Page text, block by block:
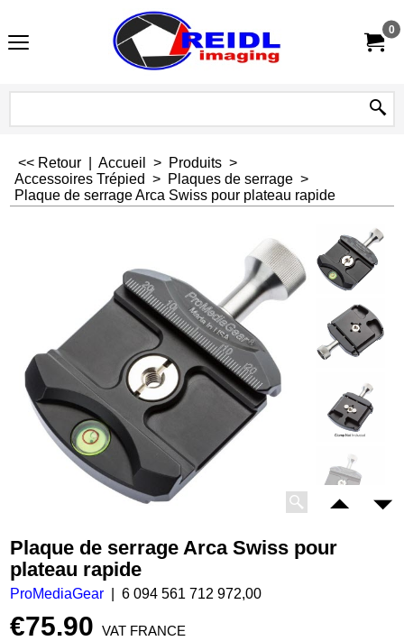
0
<< Retour Accueil > Produits >
Accessoires Trépied > Plaques de serrage >
Plaque de serrage Arca Swiss pour plateau rapide
Plaque de serrage Arca Swiss pour
plateau rapide
ProMediaGear 6 094 561 712 972,00
€75.90
VAT FRANCE